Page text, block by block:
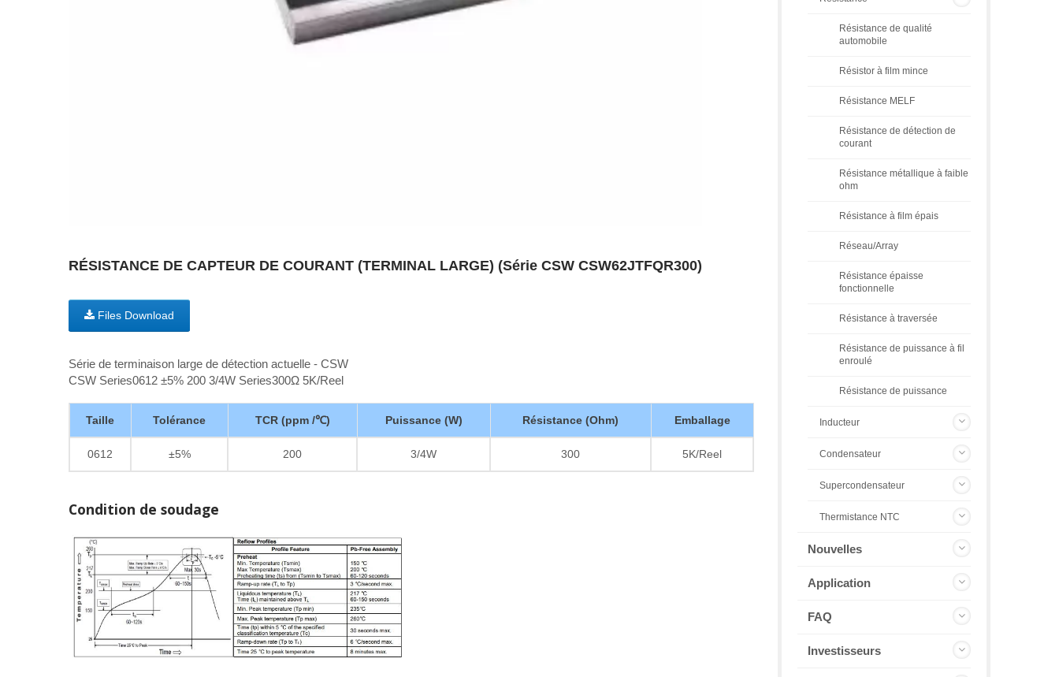
RÉSISTANCE DE CAPTEUR DE COURANT (TERMINAL LARGE) (Série CSW CSW62JTFQR300)
Files Download
Série de terminaison large de détection actuelle - CSW
CSW Series0612 ±5% 200 3/4W Series300Ω 5K/Reel
Taille Tolérance TCR (ppm /℃) Puissance (W) Résistance (Ohm) Emballage
0612 ±5% 200 3/4W 300 5K/Reel
Condition de soudage
Résistance de qualité
automobile
Résistor à film mince
Résistance MELF
Résistance de détection de
courant
Résistance métallique à faible
ohm
Résistance à film épais
Réseau/Array
Résistance épaisse
fonctionnelle
Résistance à traversée
Résistance de puissance à fil
enroulé
Résistance de puissance
Inducteur
Condensateur
Supercondensateur
Thermistance NTC
Nouvelles
Application
FAQ
Investisseurs